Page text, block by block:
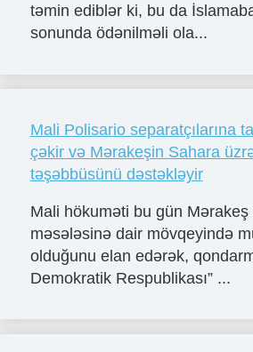
təmin ediblər ki, bu da
sonunda ödənilməli ola...
Mali Polisario separatçılarına
çǝkir vǝ Mǝrakeşin Sahara
tǝşǝbbüsünü dǝstǝklǝyir
Mali hökumǝti bu gün Mǝrakeş
mǝsǝlǝsinǝ dair mövqeyindǝ
olduğunu elan edǝrǝk,
Demokratik Respublikası” ...